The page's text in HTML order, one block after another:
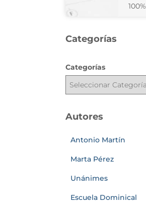
100%
Categorías
Categorías
Autores
Antonio Martín
Marta Pérez
Unánimes
Escuela Dominical